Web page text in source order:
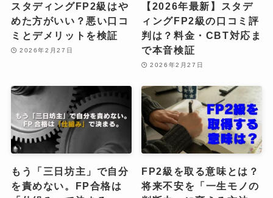
スタディングFP2級はや
めた方がいい？悪い口コ
ミとデメリットを検証
2026年2月27日
【2026年最新】スタデ
ィングFP2級の口コミ評
判は？料金・CBT対応ま
で本音検証
2026年2月27日
もう「三日坊主」で自分
を責めない。FP合格は
FP2級を取る意味とは？
将来不安を「一生モノの